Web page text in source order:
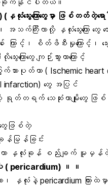
(နှလုံးသွေးကြောတွေမှာ ဖြစ်တတ်တဲ့ရေ
။ အသက်ကြီးလာလို့ နှလုံးသွေးကြော တွေ
ကြာင့်၊ စိတ်ဖိစီးမကြောင့်၊ သွေ
ြောတွေ ကျဉ်းသွားတာကြောင့်
ြွက်သားပုတ်တာ ( Ischemic heart
infarction) တွေ အပြင်
လို့ ရုတ်တရက် သေဆုံးတာမျိုးတွေ
ေဖြစ်တဲ့
မြန်ခြင်း
ဟာ နှလုံးခုန် စည်းချက် မူမှန်တဲ့ပ
( pericardium) ။ ။
င်တာ၊ နှလုံးနဲ့ pericardium က